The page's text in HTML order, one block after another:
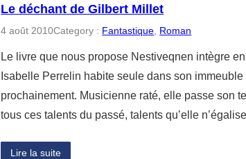
Le déchant de Gilbert Millet
4 août 2010Category : Fantastique Roman
Le livre que nous propose Nestiveqnen intègre
Isabelle Perrelin habite seule dans son
prochainement. Musicienne raté, elle passe son
tous ces talents du passé, talents qu’elle
Lire la suite